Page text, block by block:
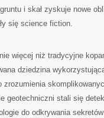
i skał zyskuje nowe
się science fiction.
więcej niż tradycyjne
dziedzina
zrozumienia
geotechniczni stali się
do odkrywania